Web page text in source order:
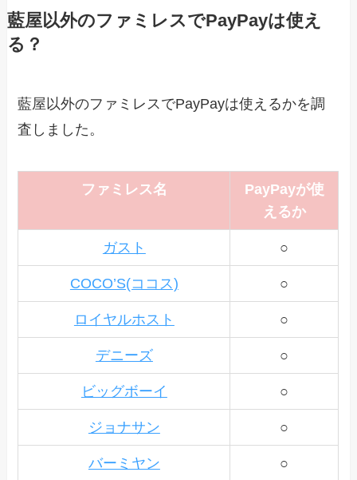
藍屋以外のファミレスでPayPayは使え
る？
藍屋以外のファミレスでPayPayは使えるかを調
査しました。
ファミレス名
PayPayが使
えるか
ガスト ○
COCO’S(ココス) ○
ロイヤルホスト ○
デニーズ ○
ビッグボーイ ○
ジョナサン ○
バーミヤン ○